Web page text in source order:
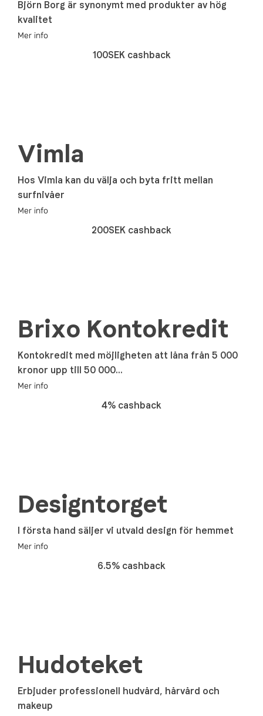
Björn Borg är synonymt med produkter av hög
kvalitet
Mer info
100SEK cashback
Vimla
Hos Vimla kan du välja och byta fritt mellan
surfnivåer
Mer info
200SEK cashback
Brixo Kontokredit
Kontokredit med möjligheten att låna från 5 000
kronor upp till 50 000...
Mer info
4% cashback
Designtorget
I första hand säljer vi utvald design för hemmet
Mer info
6.5% cashback
Hudoteket
Erbjuder professionell hudvård, hårvård och
makeup